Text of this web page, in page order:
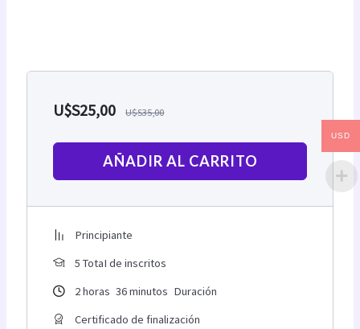
U$S25,00 U$S35,00
AÑADIR AL CARRITO
Principiante
5 TotaI de inscritos
2horas 36minutos Duración
Certificado de finalización
USD